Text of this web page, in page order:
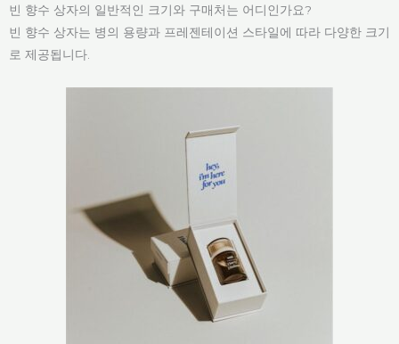
빈 향수 상자의 일반적인 크기와 구매처는 어디인가요?
빈 향수 상자는 병의 용량과 프레젠테이션 스타일에 따라 다양한 크기
로 제공됩니다.